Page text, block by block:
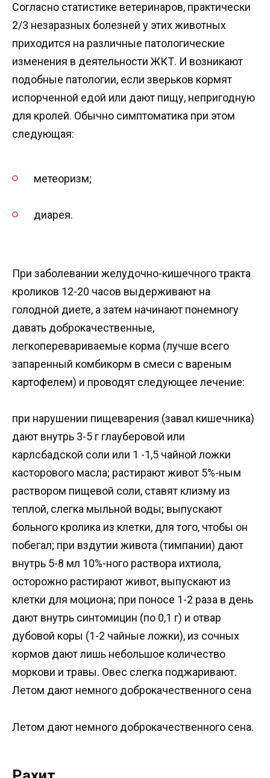
Согласно статистике ветеринаров, практически
2/3 незаразных болезней у этих животных
приходится на различные патологические
изменения в деятельности ЖКТ. И возникают
подобные патологии, если зверьков кормят
испорченной едой или дают пищу, непригодную
для кролей. Обычно симптоматика при этом
следующая:
метеоризм;
диарея.
При заболевании желудочно-кишечного тракта
кроликов 12-20 часов выдерживают на
голодной диете, а затем начинают понемногу
давать доброкачественные,
легкоперевариваемые корма (лучше всего
запаренный комбикорм в смеси с вареным
картофелем) и проводят следующее лечение:
при нарушении пищеварения (завал кишечника)
дают внутрь 3-5 г глауберовой или
карлсбадской соли или 1 -1,5 чайной ложки
касторового масла; растирают живот 5%-ным
раствором пищевой соли, ставят клизму из
теплой, слегка мыльной воды; выпускают
больного кролика из клетки, для того, чтобы он
побегал; при вздутии живота (тимпании) дают
внутрь 5-8 мл 10%-ного раствора ихтиола,
осторожно растирают живот, выпускают из
клетки для моциона; при поносе 1-2 раза в день
дают внутрь синтомицин (по 0,1 г) и отвар
дубовой коры (1-2 чайные ложки), из сочных
кормов дают лишь небольшое количество
моркови и травы. Овес слегка поджаривают.
Летом дают немного доброкачественного сена
Летом дают немного доброкачественного сена.